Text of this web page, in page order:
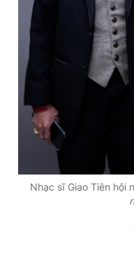
Nhạc sĩ Giao Tiên hội